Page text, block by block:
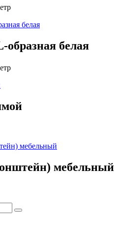
образная белая
мебельный